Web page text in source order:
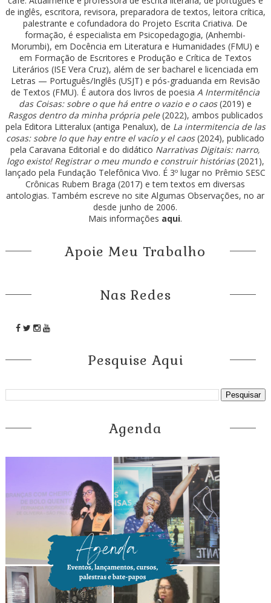
de inglês, escritora, revisora, preparadora de textos, leitora crítica,
palestrante e cofundadora do Projeto Escrita Criativa. De
formação, é especialista em Psicopedagogia, (Anhembi-
Morumbi), em Docência em Literatura e Humanidades (FMU) e
em Formação de Escritores e Produção e Crítica de Textos
Literários (ISE Vera Cruz), além de ser bacharel e licenciada em
Letras — Português/Inglês (USJT) e pós-graduanda em Revisão
de Textos (FMU). É autora dos livros de poesia A Intermitência
das Coisas: sobre o que há entre o vazio e o caos(2019) e
Rasgos dentro da minha própria pele(2022), ambos publicados
pela Editora Litteralux (antiga Penalux), de La intermitencia de las
cosas: sobre lo que hay entre el vacío y el caos(2024), publicado
pela Caravana Editorial e do didático Narrativas Digitais: narro,
logo existo! Registrar o meu mundo e construir histórias(2021),
lançado pela Fundação Telefônica Vivo. É 3º lugar no Prêmio SESC
Crônicas Rubem Braga (2017) e tem textos em diversas
antologias. Também escreve no site Algumas Observações, no ar
desde junho de 2006.
Mais informações aqui.
Apoie Meu Trabalho
Nas Redes
Pesquise Aqui
Agenda